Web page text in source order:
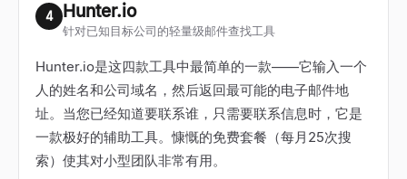
4 Hunter.io
针对已知目标公司的轻量级邮件查找工具
Hunter.io是这四款工具中最简单的一款——它输入一个
人的姓名和公司域名，然后返回最可能的电子邮件地
址。当您已经知道要联系谁，只需要联系信息时，它是
一款极好的辅助工具。慷慨的免费套餐（每月25次搜
索）使其对小型团队非常有用。